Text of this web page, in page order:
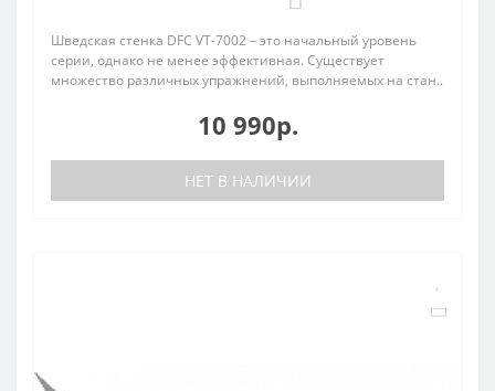
Шведская стенка DFC VT-7002 – это начальный уровень
серии, однако не менее эффективная. Существует
множество различных упражнений, выполняемых на стан..
10 990р.
НЕТ В НАЛИЧИИ